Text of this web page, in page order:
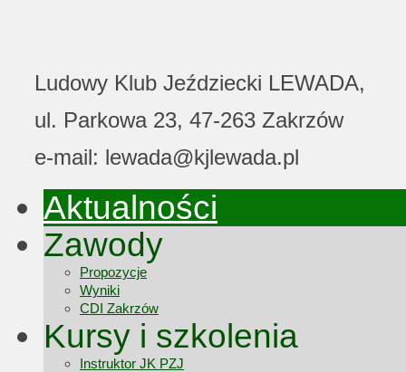
Ludowy Klub Jeździecki LEWADA,
ul. Parkowa 23, 47-263 Zakrzów
e-mail: lewada@kjlewada.pl
Aktualności
Zawody
Propozycje
Wyniki
CDI Zakrzów
Kursy i szkolenia
Instruktor JK PZJ